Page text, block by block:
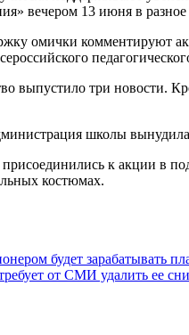
вечером 13 июня в
омички комментируют
выпустило три
школы вынудила
присоединились к акции в
костюмах.
будет зарабатывать
от СМИ удалить ее